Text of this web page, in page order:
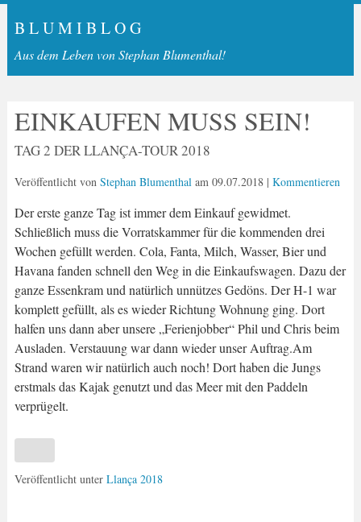
B L U M I B L O G
Aus dem Leben von Stephan Blumenthal!
EINKAUFEN MUSS SEIN!
TAG 2 DER LLANÇA-TOUR 2018
Veröffentlicht von Stephan Blumenthalam 09.07.2018| Kommentieren
Der erste ganze Tag ist immer dem Einkauf gewidmet.
Schließlich muss die Vorratskammer für die kommenden drei
Wochen gefüllt werden. Cola, Fanta, Milch, Wasser, Bier und
Havana fanden schnell den Weg in die Einkaufswagen. Dazu der
ganze Essenkram und natürlich unnützes Gedöns. Der H-1 war
komplett gefüllt, als es wieder Richtung Wohnung ging. Dort
halfen uns dann aber unsere „Ferienjobber“ Phil und Chris beim
Ausladen. Verstauung war dann wieder unser Auftrag.Am
Strand waren wir natürlich auch noch! Dort haben die Jungs
erstmals das Kajak genutzt und das Meer mit den Paddeln
verprügelt.
Veröffentlicht unter Llança 2018